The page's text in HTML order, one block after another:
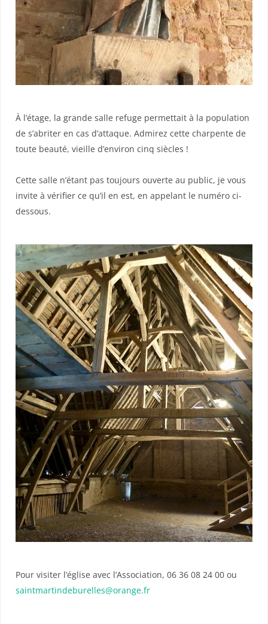
À l’étage, la grande salle refuge permettait à la population
de s’abriter en cas d’attaque. Admirez cette charpente de
toute beauté, vieille d’environ cinq siècles !
Cette salle n’étant pas toujours ouverte au public, je vous
invite à vérifier ce qu’il en est, en appelant le numéro ci-
dessous.
Pour visiter l’église avec l’Association, 06 36 08 24 00 ou
saintmartindeburelles@orange.fr